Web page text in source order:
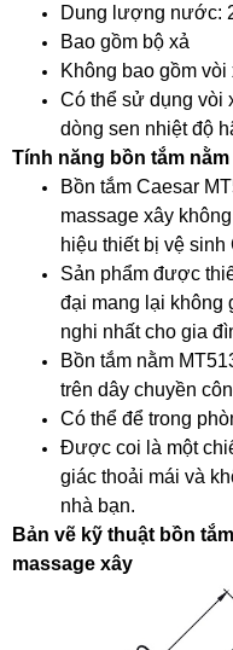
Dung lượng nước:
Bao gồm bộ xả
Không bao gồm
Có thể sử dụng vòi
dòng sen nhiệt độ
Tính năng bồn tắm nằm
Bồn tắm Caesar
massage xây
hiệu thiết bị vệ sinh
Sản phẩm được
đại mang lại không
nghi nhất cho gia
Bồn tắm nằm
trên dây chuyền
Có thể để trong
Được coi là một
giác thoải mái và
nhà bạn.
Bản vẽ kỹ thuật bồn
massage xây